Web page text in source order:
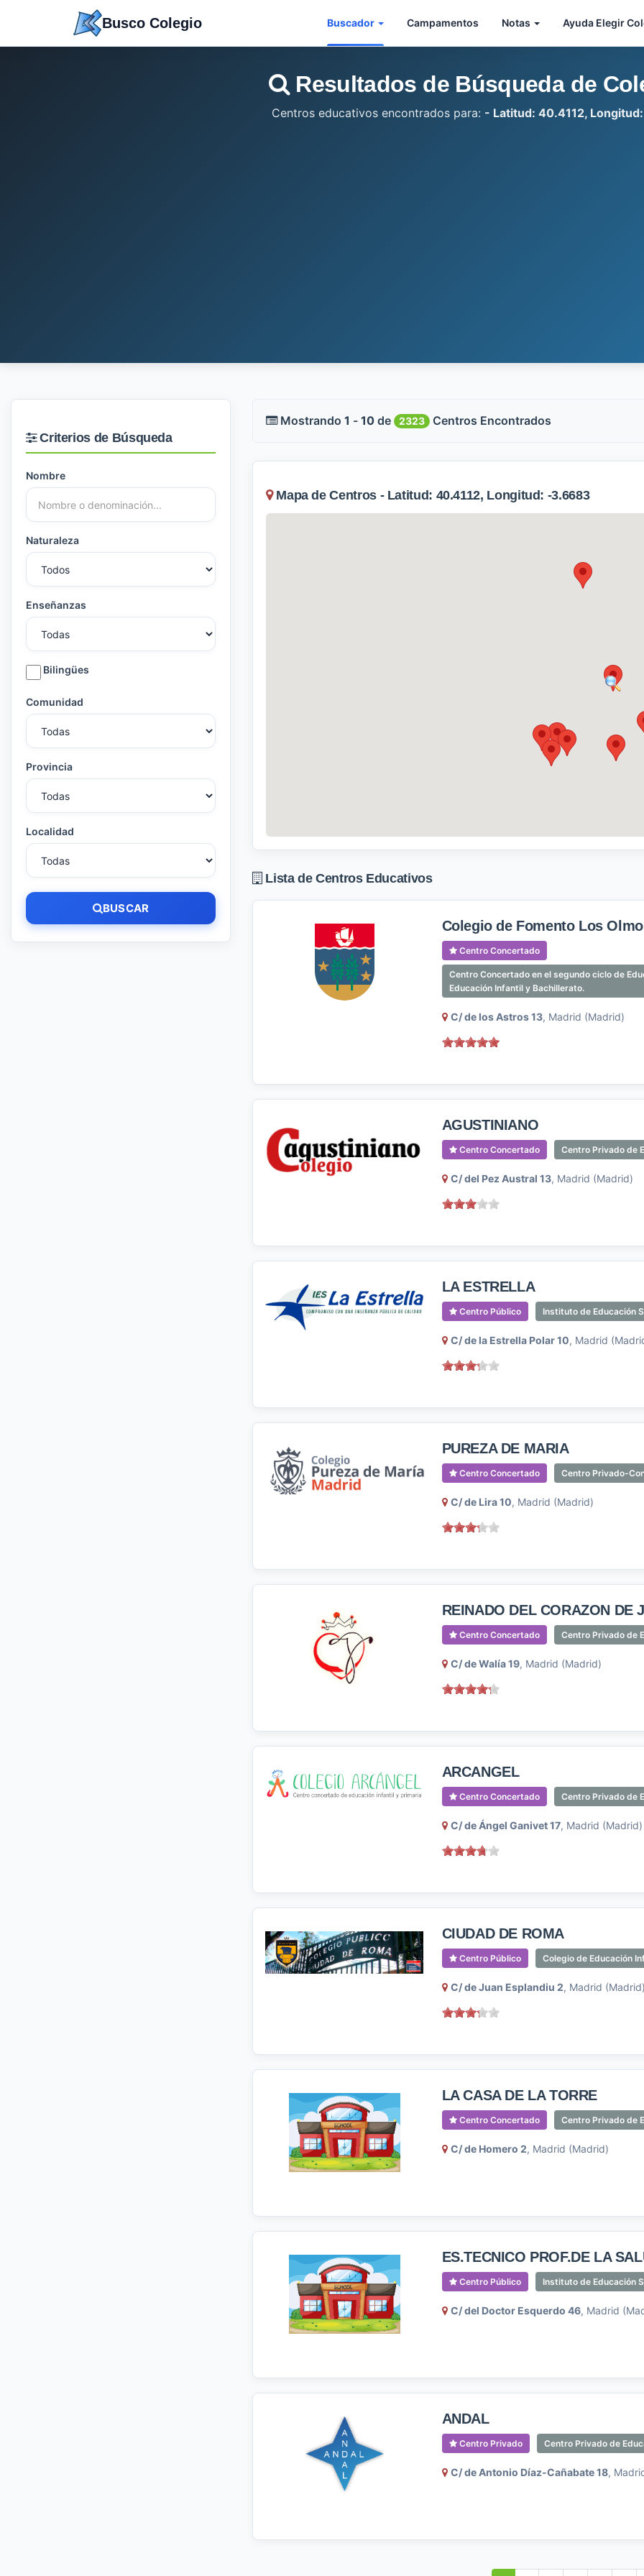
Busco Colegio Buscador Campamentos Notas Ayuda Elegir
Resultados de Búsqueda de
Centros educativos encontrados para: - Latitud: 40.4112,
Criterios de Búsqueda
Nombre
Naturaleza
Enseñanzas
Bilingües
Comunidad
Provincia
Localidad
BUSCAR
Mostrando 1 - 10 de 2323 Centros Encontrados
Mapa de Centros - Latitud: 40.4112, Longitud: -3.6683
Lista de Centros Educativos
Colegio de Fomento Los
Centro Concertado
Centro Concertado en el segundo ciclo de
Educación Infantil y Bachillerato.
C/ de los Astros 13, Madrid (Madrid)
AGUSTINIANO
Centro Concertado Centro Privado de
C/ del Pez Austral 13, Madrid (Madrid)
LA ESTRELLA
Centro Público Instituto de Educación
C/ de la Estrella Polar 10, Madrid
PUREZA DE MARIA
Centro Concertado Centro Privado-
C/ de Lira 10, Madrid (Madrid)
REINADO DEL CORAZON DE
Centro Concertado Centro Privado de
C/ de Walía 19, Madrid (Madrid)
ARCANGEL
Centro Concertado Centro Privado de
C/ de Ángel Ganivet 17, Madrid (Madrid)
CIUDAD DE ROMA
Centro Público Colegio de Educación
C/ de Juan Esplandiu 2, Madrid
LA CASA DE LA TORRE
Centro Concertado Centro Privado de
C/ de Homero 2, Madrid (Madrid)
ES.TECNICO PROF.DE LA
Centro Público Instituto de Educación
C/ del Doctor Esquerdo 46, Madrid
ANDAL
Centro Privado Centro Privado de
C/ de Antonio Díaz-Cañabate 18,